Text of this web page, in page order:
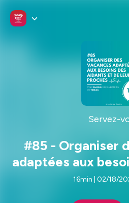
Servez-
#85 - Organiser
adaptées aux
et de leurs
- cofondatrice
16min | 02/18/